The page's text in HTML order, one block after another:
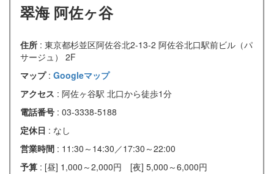
翠海 阿佐ヶ谷
住所 : 東京都杉並区阿佐谷北2-13-2 阿佐谷北口駅前ビル（パ
サージュ） 2F
マップ : Googleマップ
アクセス : 阿佐ヶ谷駅 北口から徒歩1分
電話番号 : 03-3338-5188
定休日 : なし
営業時間 : 11:30～14:30／17:30～22:00
予算 : [昼] 1,000～2,000円 [夜] 5,000～6,000円